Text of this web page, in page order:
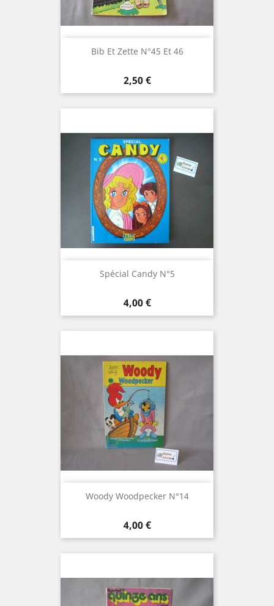
Bib Et Zette N°45 Et 46
Prix
2,50 €
Spécial Candy N°5
Prix
4,00 €
Woody Woodpecker N°14
Prix
4,00 €